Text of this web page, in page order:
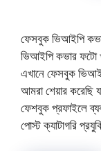
ফেসবুক ভিআইপি
ভিআইপি কভার ফটো
এখানে ফেসবুক
আমরা শেয়ার
ফেশবুক প্রফাইলে
পোস্ট ক্যাটাগরি